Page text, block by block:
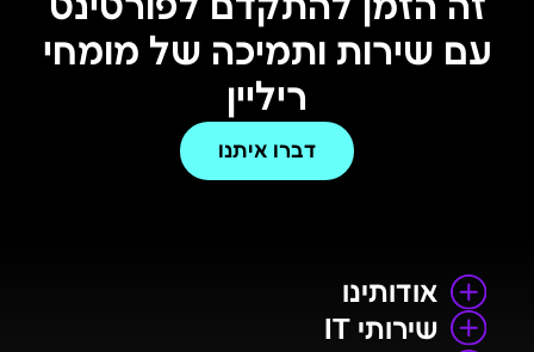
עם שירות ותמיכה של מומחי
ריליין
דברו איתנו
אודותינו
שירותי IT